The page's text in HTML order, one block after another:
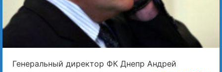
Генеральный директор ФК Днепр Андрей